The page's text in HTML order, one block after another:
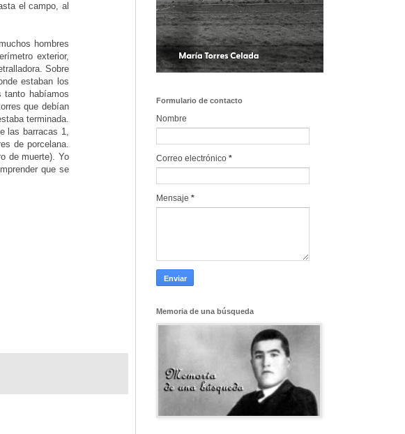
el campo, al
hombres
exterior,
Sobre
estaban los
tanto habíamos
que debían
terminada.
las barracas 1,
de porcelana.
de muerte). Yo
que se
Formulario de contacto
Nombre
Correo electrónico *
Mensaje *
Memoria de una búsqueda